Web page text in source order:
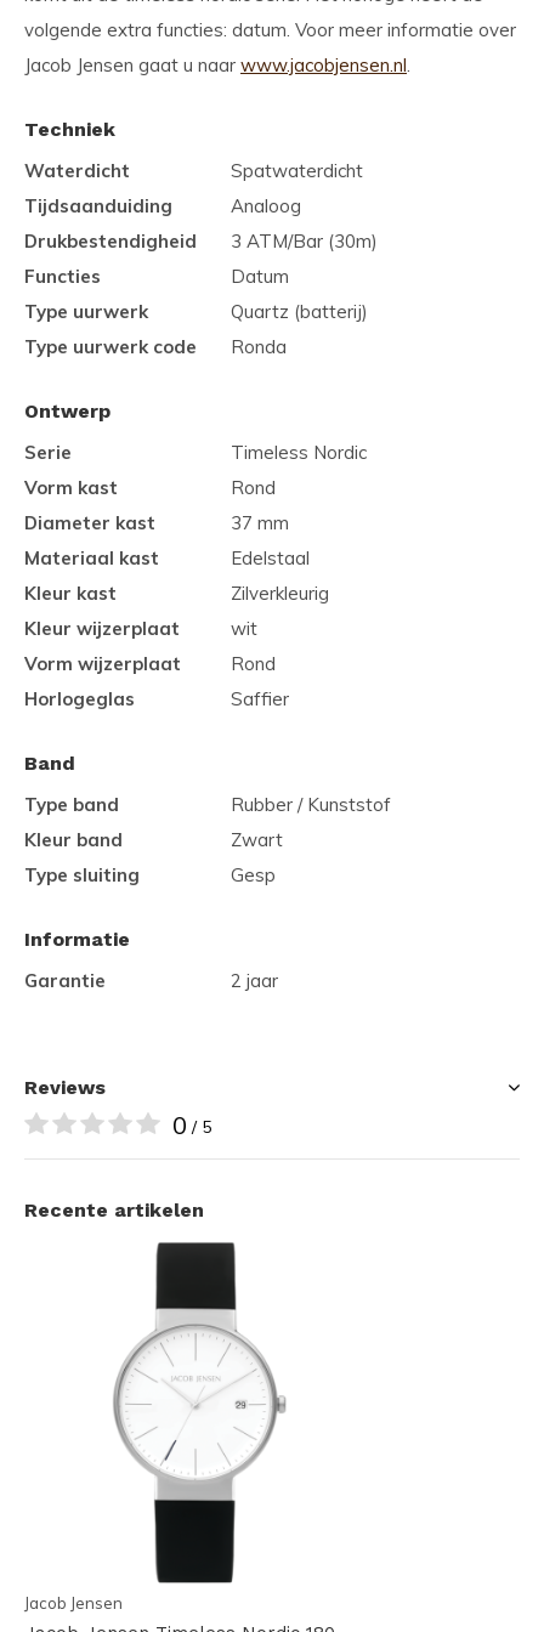
volgende extra functies: datum. Voor meer informatie over
Jacob Jensen gaat u naar www.jacobjensen.nl.
Techniek
Waterdicht
Spatwaterdicht
Tijdsaanduiding
Analoog
Drukbestendigheid
3 ATM/Bar (30m)
Functies
Datum
Type uurwerk
Quartz (batterij)
Type uurwerk code
Ronda
Ontwerp
Serie
Timeless Nordic
Vorm kast
Rond
Diameter kast
37 mm
Materiaal kast
Edelstaal
Kleur kast
Zilverkleurig
Kleur wijzerplaat
wit
Vorm wijzerplaat
Rond
Horlogeglas
Saffier
Band
Type band
Rubber / Kunststof
Kleur band
Zwart
Type sluiting
Gesp
Informatie
Garantie
2 jaar
Reviews
0 / 5
Recente artikelen
Jacob Jensen